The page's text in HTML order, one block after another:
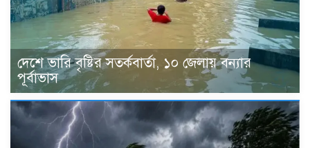
দেশে ভারি বৃষ্টির সতর্কবার্তা, ১০ জেলায় বন্যার
পূর্বাভাস